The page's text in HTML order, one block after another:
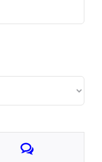
Reacties